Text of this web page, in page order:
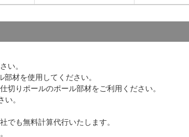
い。
材を使用してください。
切りポールのポール部材をご利用ください。
い。
でも無料計算代行いたします。